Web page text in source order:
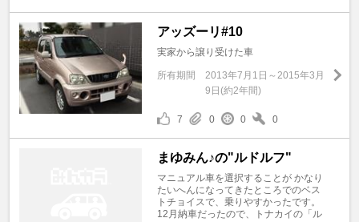
アッズーリ#10
実家から譲り受けた車
所有期間
2013年7月1日～2015年3月
9日(約2年間)
7 0 0 0
まゆみん♪の"ルドルフ"
マニュアル車を選択することが かなり
たいへんになってきたところでのベス
トチョイスで、乗りやすかったです。
12月納車だったので、トナカイの「ル